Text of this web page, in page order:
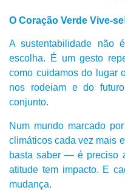
O Coração Verde Vive-
A sustentabilidade não
escolha. É um gesto
como cuidamos do lugar
nos rodeiam e do
conjunto.
Num mundo marcado
climáticos cada vez mais
basta saber — é preciso
atitude tem impacto. E
mudança.